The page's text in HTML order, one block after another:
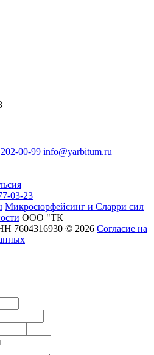
00-99 info@yarbitum.ru
03-23
Микросюрфейсинг и Сларри сил
ООО "ТК
© 2026 Согласие на